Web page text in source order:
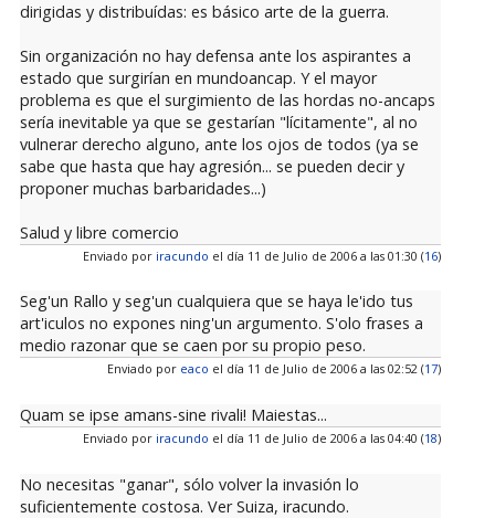
dirigidas y distribuídas: es básico arte de la guerra.
Sin organización no hay defensa ante los aspirantes a
estado que surgirían en mundoancap. Y el mayor
problema es que el surgimiento de las hordas no-ancaps
sería inevitable ya que se gestarían "lícitamente", al no
vulnerar derecho alguno, ante los ojos de todos (ya se
sabe que hasta que hay agresión... se pueden decir y
proponer muchas barbaridades...)
Salud y libre comercio
Enviado por iracundo el día 11 de Julio de 2006 a las 01:30 (16)
Seg'un Rallo y seg'un cualquiera que se haya le'ido tus
art'iculos no expones ning'un argumento. S'olo frases a
medio razonar que se caen por su propio peso.
Enviado por eaco el día 11 de Julio de 2006 a las 02:52 (17)
Quam se ipse amans-sine rivali! Maiestas...
Enviado por iracundo el día 11 de Julio de 2006 a las 04:40 (18)
No necesitas "ganar", sólo volver la invasión lo
suficientemente costosa. Ver Suiza, iracundo.